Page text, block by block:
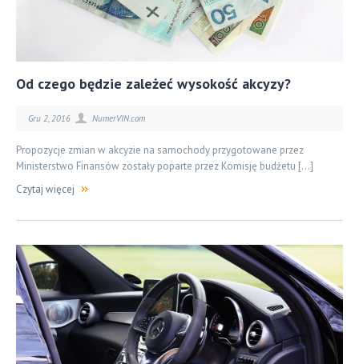
Od czego będzie zależeć wysokość akcyzy?
Gru 2, 2016 NumerVIN.com
Propozycje zmian w akcyzie na samochody przygotowane przez
Ministerstwo Finansów zostały poparte przez Komisję budżetu […]
Czytaj więcej